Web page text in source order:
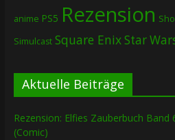
anime PS5 Rezension
Simulcast Square EnixStar
Aktuelle Beiträge
Rezension: Elfies Zauberbuch
(Comic)